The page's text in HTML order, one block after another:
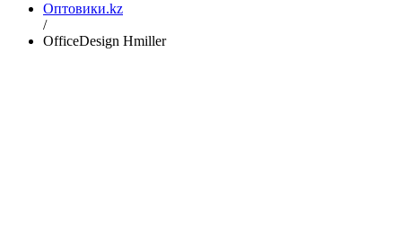
Оптовики.kz
/
OfficeDesign Hmiller